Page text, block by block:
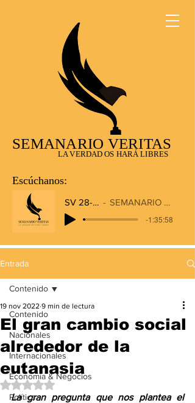
SEMANARIO VERITAS
LA VERDAD OS HARÁ LIBRES
Escúchanos:
SV 28-12-2025
SEMANARIO VERITAS RADIO
-1:35:58
Entrada
Contenido
Nacionales
Internacionales
Economía & Negocios
Política
Contenido
El gran cambio social
alrededor de la
eutanasia
19 nov 2022 9 min de lectura
Obtuvo NaN de 5 estrellas.
La gran pregunta que nos plantea el